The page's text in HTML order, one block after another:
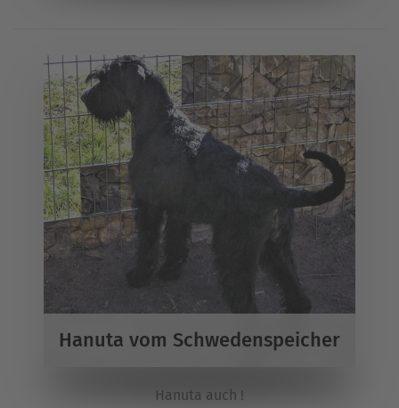
Hanuta vom Schwedenspeicher
Hanuta auch !